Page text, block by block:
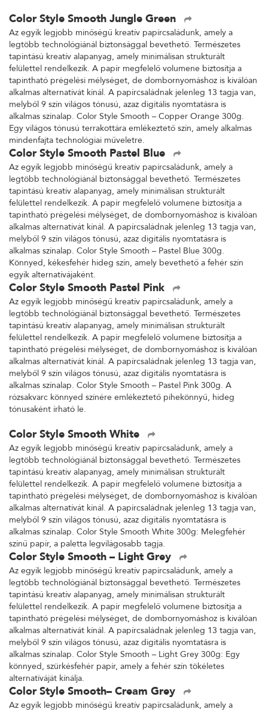
Color Style Smooth Jungle Green
Az egyik legjobb minőségű kreatív papírcsaládunk, amely a
legtöbb technológiánál biztonsággal bevethető. Természetes
tapintású kreatív alapanyag, amely minimálisan strukturált
felülettel rendelkezik. A papír megfelelő volumene biztosítja a
tapintható prégelési mélységet, de dombornyomáshoz is kiválóan
alkalmas alternatívát kínál. A papírcsaládnak jelenleg 13 tagja van,
melyből 9 szín világos tónusú, azaz digitális nyomtatásra is
alkalmas színalap. Color Style Smooth – Copper Orange 300g.
Egy világos tónusú terrakottára emlékeztető szín, amely alkalmas
mindenfajta technológiai műveletre.
Color Style Smooth Pastel Blue
Az egyik legjobb minőségű kreatív papírcsaládunk, amely a
legtöbb technológiánál biztonsággal bevethető. Természetes
tapintású kreatív alapanyag, amely minimálisan strukturált
felülettel rendelkezik. A papír megfelelő volumene biztosítja a
tapintható prégelési mélységet, de dombornyomáshoz is kiválóan
alkalmas alternatívát kínál. A papírcsaládnak jelenleg 13 tagja van,
melyből 9 szín világos tónusú, azaz digitális nyomtatásra is
alkalmas színalap. Color Style Smooth – Pastel Blue 300g.
Könnyed, kékesfehér hideg szín, amely bevethető a fehér szín
egyik alternatívájaként.
Color Style Smooth Pastel Pink
Az egyik legjobb minőségű kreatív papírcsaládunk, amely a
legtöbb technológiánál biztonsággal bevethető. Természetes
tapintású kreatív alapanyag, amely minimálisan strukturált
felülettel rendelkezik. A papír megfelelő volumene biztosítja a
tapintható prégelési mélységet, de dombornyomáshoz is kiválóan
alkalmas alternatívát kínál. A papírcsaládnak jelenleg 13 tagja van,
melyből 9 szín világos tónusú, azaz digitális nyomtatásra is
alkalmas színalap. Color Style Smooth – Pastel Pink 300g. A
rózsakvarc könnyed színére emlékeztető pihekönnyű, hideg
tónusaként írható le.
Color Style Smooth White
Az egyik legjobb minőségű kreatív papírcsaládunk, amely a
legtöbb technológiánál biztonsággal bevethető. Természetes
tapintású kreatív alapanyag, amely minimálisan strukturált
felülettel rendelkezik. A papír megfelelő volumene biztosítja a
tapintható prégelési mélységet, de dombornyomáshoz is kiválóan
alkalmas alternatívát kínál. A papírcsaládnak jelenleg 13 tagja van,
melyből 9 szín világos tónusú, azaz digitális nyomtatásra is
alkalmas színalap. Color Style Smooth White 300g: Melegfehér
színű papír, a paletta legvilágosabb tagja.
Color Style Smooth – Light Grey
Az egyik legjobb minőségű kreatív papírcsaládunk, amely a
legtöbb technológiánál biztonsággal bevethető. Természetes
tapintású kreatív alapanyag, amely minimálisan strukturált
felülettel rendelkezik. A papír megfelelő volumene biztosítja a
tapintható prégelési mélységet, de dombornyomáshoz is kiválóan
alkalmas alternatívát kínál. A papírcsaládnak jelenleg 13 tagja van,
melyből 9 szín világos tónusú, azaz digitális nyomtatásra is
alkalmas színalap. Color Style Smooth – Light Grey 300g: Egy
könnyed, szürkésfehér papír, amely a fehér szín tökéletes
alternatíváját kínálja.
Color Style Smooth– Cream Grey
Az egyik legjobb minőségű kreatív papírcsaládunk, amely a